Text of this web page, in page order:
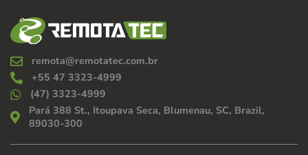
remota@remotatec.com.br
+55 47 3323-4999
(47) 3323-4999
Pará 388 St., Itoupava Seca, Blumenau, SC, Brazil,
89030-300